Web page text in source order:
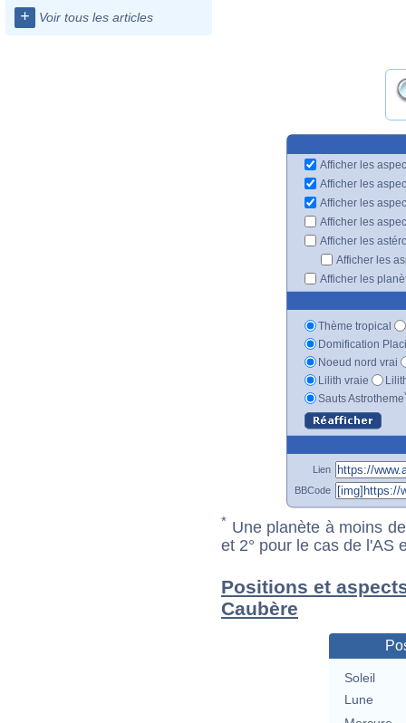
+ Voir tous les articles
Afficher les
Afficher les
Afficher les
Afficher les
Afficher les
Afficher les
Afficher les
Thème tropical
Domification
Noeud nord vrai
Lilith vraie
Sauts Astrotheme
Lien
BBCode
* Une planète à moins
et 2° pour le cas de l'AS
Positions et
Caubère
Soleil
Lune